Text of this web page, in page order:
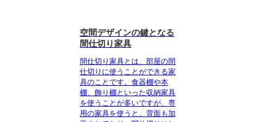
空間デザインの鍵となる
間仕切り家具
間仕切り家具とは、部屋の間
仕切りに使うことができる家
具のことです。 食器棚や本
棚、飾り棚といった収納家具
を使うことが多いですが、専
用の家具を使うと、背面も加